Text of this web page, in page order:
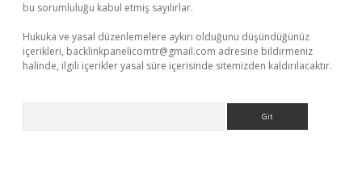
bu sorumluluğu kabul etmiş sayılırlar.
Hukuka ve yasal düzenlemelere aykırı olduğunu düşündüğünüz
içerikleri, backlinkpanelicomtr@gmail.com adresine bildirmeniz
halinde, ilgili içerikler yasal süre içerisinde sitemizden kaldırılacaktır.